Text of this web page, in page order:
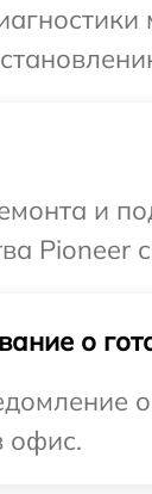
и
Pioneer
о
офис.